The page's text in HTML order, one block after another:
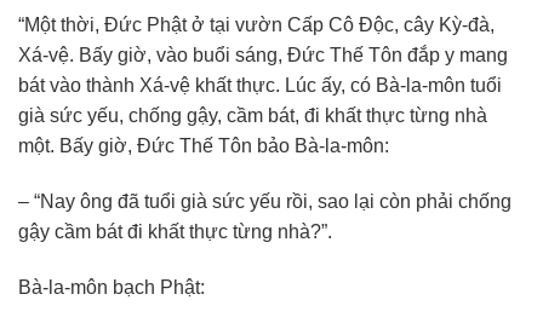
“Một thời, Đức Phật ở tại vườn Cấp Cô Độc, cây Kỳ-đà,
Xá-vệ. Bấy giờ, vào buổi sáng, Đức Thế Tôn đắp y mang
bát vào thành Xá-vệ khất thực. Lúc ấy, có Bà-la-môn tuổi
già sức yếu, chống gậy, cầm bát, đi khất thực từng nhà
một. Bấy giờ, Đức Thế Tôn bảo Bà-la-môn:
– “Nay ông đã tuổi già sức yếu rồi, sao lại còn phải chống
gậy cầm bát đi khất thực từng nhà?”.
Bà-la-môn bạch Phật: